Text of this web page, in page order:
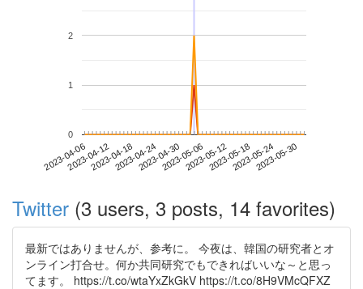
2023-04-062023-04-122023-04-182023-04-242023-04-302023-05-062023-05-122023-05-182023-05-242023-05-30
0
1
2
Twitter (3 users, 3 posts, 14 favorites)
最新ではありませんが、参考に。 今夜は、韓国の研究者とオ
ンライン打合せ。何か共同研究でもできればいいな～と思っ
てます。 https://t.co/wtaYxZkGkV https://t.co/8H9VMcQFXZ